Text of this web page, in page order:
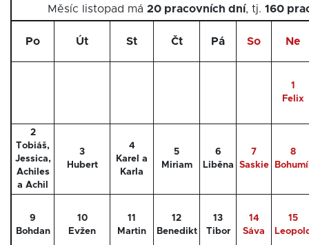
Měsíc listopad má 20 pracovních dní, tj. 160
Po Út St Čt Pá So Ne
1
Felix
2
Tobiáš,
Jessica,
Achiles
a Achil
3
Hubert
4
Karel a
Karla
5
Miriam
6
Liběna
7
Saskie
8
9
Bohdan
10
Evžen
11
Martin
12
Benedikt
13
Tibor
14
Sáva
15